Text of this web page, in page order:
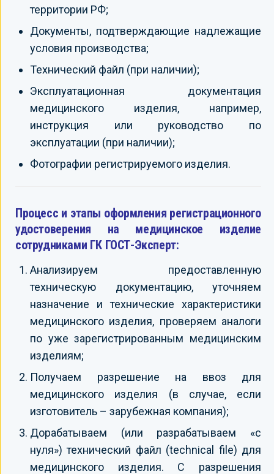
территории РФ;
Документы, подтверждающие надлежащие
условия производства;
Технический файл (при наличии);
Эксплуатационная документация
медицинского изделия, например,
инструкция или руководство по
эксплуатации (при наличии);
Фотографии регистрируемого изделия.
Процесс и этапы оформления регистрационного
удостоверения на медицинское изделие
сотрудниками ГК ГОСТ-Эксперт:
Анализируем предоставленную
техническую документацию, уточняем
назначение и технические характеристики
медицинского изделия, проверяем аналоги
по уже зарегистрированным медицинским
изделиям;
Получаем разрешение на ввоз для
медицинского изделия (в случае, если
изготовитель – зарубежная компания);
Дорабатываем (или разрабатываем «с
нуля») технический файл (technical file) для
медицинского изделия. С разрешения